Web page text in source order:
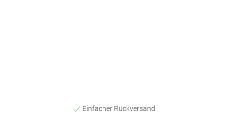
Einfacher Rückversand